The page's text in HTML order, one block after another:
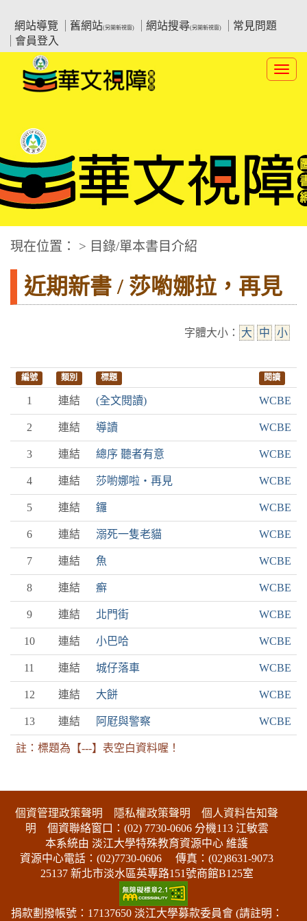
要
網站導覽
舊網站(另開新視窗) 網站搜尋(另開新視窗)
常見問題
會員登入
:::中央區塊
華文視障電子圖書網
現在位置： > 目錄/單本書目介紹
近期新書 / 莎喲娜拉，再見
字體大小： 大 中 小
編號 類別 標題 閱讀
1 連結 (全文閱讀) WCBE
2 連結 導讀 WCBE
3 連結 總序 聽者有意 WCBE
4 連結 莎喲娜啦‧再見 WCBE
5 連結 鑼 WCBE
6 連結 溺死一隻老貓 WCBE
7 連結 魚 WCBE
8 連結 癬 WCBE
9 連結 北門街 WCBE
10 連結 小巴哈 WCBE
11 連結 城仔落車 WCBE
12 連結 大餅 WCBE
13 連結 阿屘與警察 WCBE
註：標題為【---】表空白資料喔！
個資管理政策聲明 隱私權政策聲明
個人資料告知聲
明 個資聯絡窗口：(02) 7730-0606 分機113 江敏雲
本系統由 淡江大學特殊教育資源中心 維護
資源中心電話：(02)7730-0606
傳真：(02)8631-9073
25137 新北市淡水區英專路151號商館B125室
捐款劃撥帳號：17137650 淡江大學募款委員會 (請註明：